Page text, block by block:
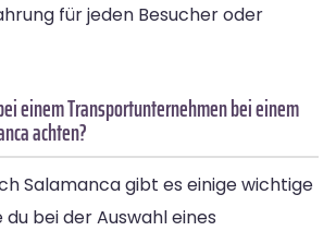
für jeden Besucher oder
einem Transportunternehmen bei einem
achten?
Salamanca gibt es einige wichtige
du bei der Auswahl eines